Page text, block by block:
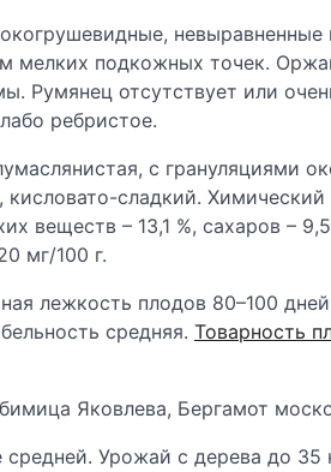
невыравненные
мелких подкожных точек.
Румянец отсутствует или
ребристое.
с грануляциями
сладкий. Химический
веществ – 13,1 %, сахаров –
мг/100 г.
лежкость плодов 80–100
средняя. Товарность
Яковлева, Бергамот
Урожай с дерева до 35